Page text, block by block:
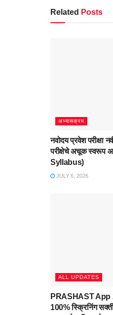
Related Posts
अभ्यासक्रम
नवोदय प्रवेश परीक्षा
परीक्षेचे अचूक स्वरूप
Syllabus)
JULY 6, 2026
ALL UPDATES
PRASHAST App
100% स्क्रिनिंग